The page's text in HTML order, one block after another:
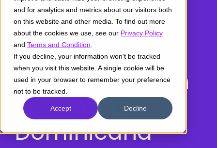
and for analytics and metrics about our visitors both
on this website and other media. To find out more
about the cookies we use, see our Privacy Policy
and Terms and Condition
If you decline, your information won’t be tracked
when you visit this website. A single cookie will be
used in your browser to remember your preference
not to be tracked.
Accept Decline
primera app
para banca
empresarialen
República
Dominicana